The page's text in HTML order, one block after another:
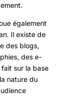
également
Il existe de
des blogs,
des e-
sur la base
nature du